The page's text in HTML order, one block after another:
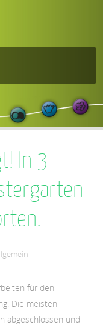
In 3
für den
Die meisten
abgeschlossen und